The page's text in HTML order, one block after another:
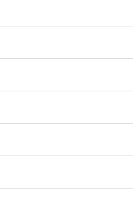
※ご注文の翌営業日から数えて9営